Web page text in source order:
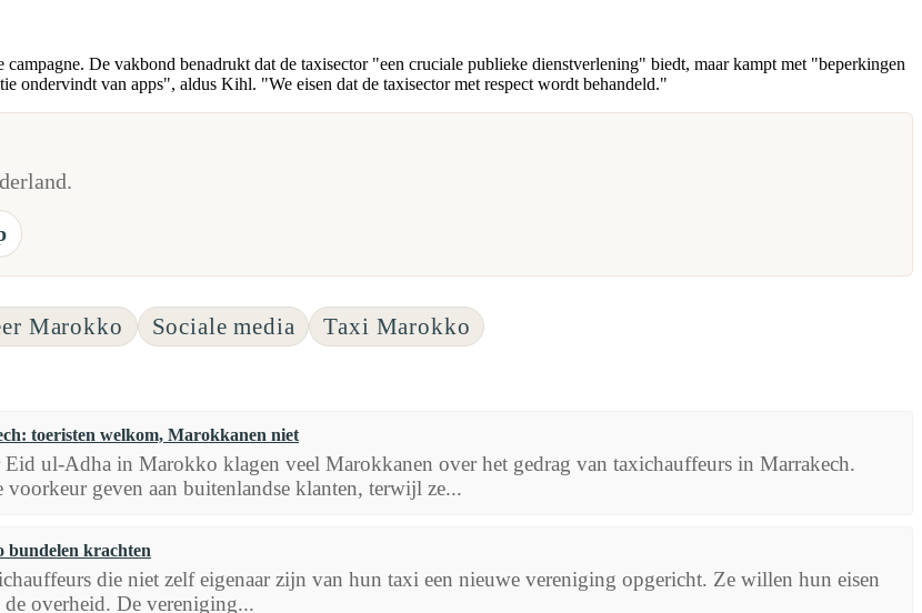
De vakbond benadrukt dat de taxisector "een cruciale publieke dienstverlening" biedt, maar kampt met "beperkingen
ondervindt van apps", aldus Kihl. "We eisen dat de taxisector met respect wordt behandeld."
Marokko Sociale media Taxi Marokko
toeristen welkom, Marokkanen niet
Eid ul-Adha in Marokko klagen veel Marokkanen over het gedrag van taxichauffeurs in Marrakech.
voorkeur geven aan buitenlandse klanten, terwijl ze...
bundelen krachten
die niet zelf eigenaar zijn van hun taxi een nieuwe vereniging opgericht. Ze willen hun eisen
overheid. De vereniging...